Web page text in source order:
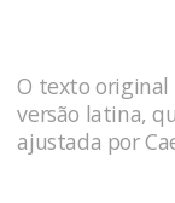
O texto original
versão latina,
ajustada por